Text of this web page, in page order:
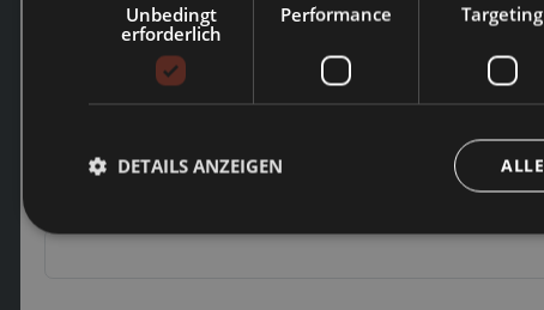
Hostname
Unbedingt
erforderlich
Performance Targeting
DETAILS ANZEIGEN